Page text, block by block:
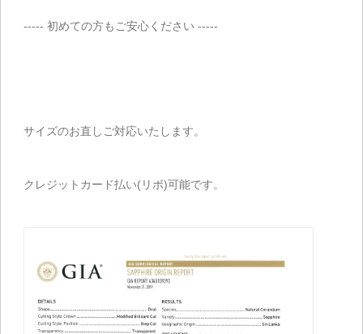
----- 初めての方もご安心ください -----
サイズのお直しご対応いたします。
クレジットカード払い(リボ)可能です。